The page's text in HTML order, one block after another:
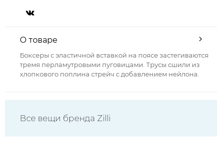
О товаре
Боксеры с эластичной вставкой на поясе застегиваются
тремя перламутровыми пуговицами. Трусы сшили из
хлопкового поплина стрейч с добавлением нейлона.
Все вещи бренда Zilli